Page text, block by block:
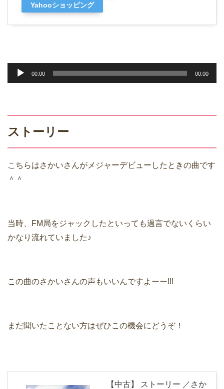
Yahooショッピング
声
ー
ヤ
00:00 00:00
ストーリー
こちらはさかいさんがメジャーデビューしたときの曲です
＾＾
当時、FM局をジャックしたといっても過言でないくらい
かなり流れていました♪
この曲のさかいさんの声もいいんですよーー!!!
まだ聞いたことない方はぜひこの機会にどうぞ！
【中古】 ストーリー ／さか